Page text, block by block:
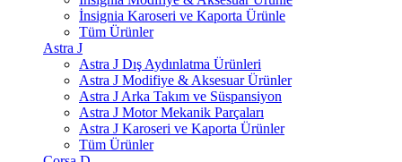
İnsignia Karoseri ve Kaporta Ürünle
Tüm Ürünler
Astra J
Astra J Dış Aydınlatma Ürünleri
Astra J Modifiye & Aksesuar Ürünler
Astra J Arka Takım ve Süspansiyon
Astra J Motor Mekanik Parçaları
Astra J Karoseri ve Kaporta Ürünler
Tüm Ürünler